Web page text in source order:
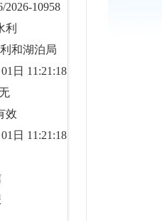
10958
利
和湖泊局
日 11:21:18
效
日 11:21:18